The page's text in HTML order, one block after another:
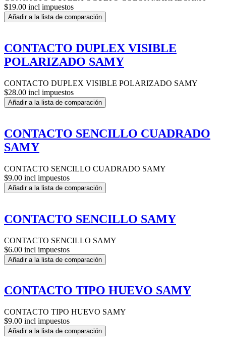
$19.00 incl impuestos
Añadir a la lista de comparación
CONTACTO DUPLEX VISIBLE
POLARIZADO SAMY
CONTACTO DUPLEX VISIBLE POLARIZADO SAMY
$28.00 incl impuestos
Añadir a la lista de comparación
CONTACTO SENCILLO CUADRADO
SAMY
CONTACTO SENCILLO CUADRADO SAMY
$9.00 incl impuestos
Añadir a la lista de comparación
CONTACTO SENCILLO SAMY
CONTACTO SENCILLO SAMY
$6.00 incl impuestos
Añadir a la lista de comparación
CONTACTO TIPO HUEVO SAMY
CONTACTO TIPO HUEVO SAMY
$9.00 incl impuestos
Añadir a la lista de comparación